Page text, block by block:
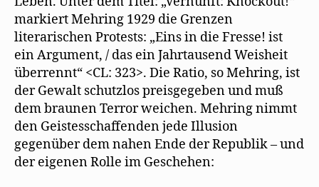
markiert Mehring 1929 die Grenzen
literarischen Protests: „Eins in die Fresse! ist
ein Argument, / das ein Jahrtausend Weisheit
überrennt“ <CL: 323>. Die Ratio, so Mehring, ist
der Gewalt schutzlos preisgegeben und muß
dem braunen Terror weichen. Mehring nimmt
den Geistesschaffenden jede Illusion
gegenüber dem nahen Ende der Republik – und
der eigenen Rolle im Geschehen: